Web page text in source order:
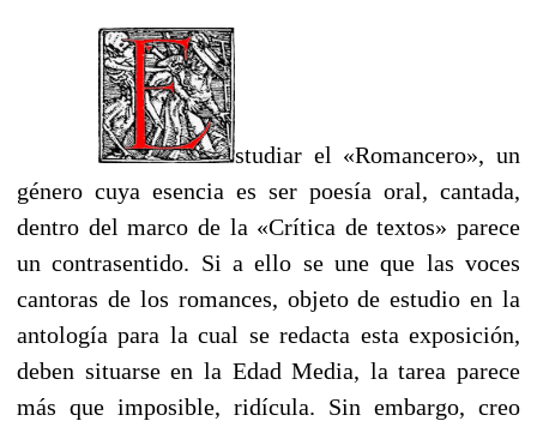
studiar el «Romancero», un
género cuya esencia es ser poesía oral, cantada,
dentro del marco de la «Crítica de textos» parece
un contrasentido. Si a ello se une que las voces
cantoras de los romances, objeto de estudio en la
antología para la cual se redacta esta exposición,
deben situarse en la Edad Media, la tarea parece
más que imposible, ridícula. Sin embargo, creo